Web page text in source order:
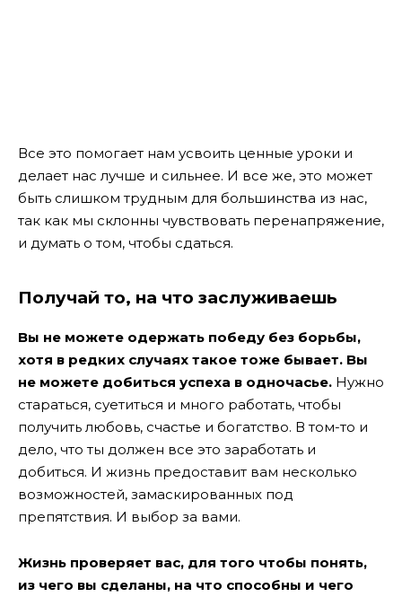
Все это помогает нам усвоить ценные уроки и
делает нас лучше и сильнее. И все же, это может
быть слишком трудным для большинства из нас,
так как мы склонны чувствовать перенапряжение,
и думать о том, чтобы сдаться.
Получай то, на что заслуживаешь
Вы не можете одержать победу без борьбы,
хотя в редких случаях такое тоже бывает. Вы
не можете добиться успеха в одночасье. Нужно
стараться, суетиться и много работать, чтобы
получить любовь, счастье и богатство. В том-то и
дело, что ты должен все это заработать и
добиться. И жизнь предоставит вам несколько
возможностей, замаскированных под
препятствия. И выбор за вами.
Жизнь проверяет вас, для того чтобы понять,
из чего вы сделаны, на что способны и чего